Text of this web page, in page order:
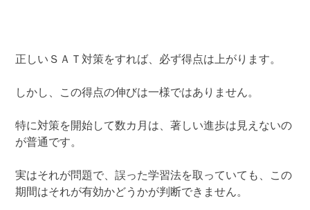
正しいＳＡＴ対策をすれば、必ず得点は上がります。
しかし、この得点の伸びは一様ではありません。
特に対策を開始して数カ月は、著しい進歩は見えないの
が普通です。
実はそれが問題で、誤った学習法を取っていても、この
期間はそれが有効かどうかが判断できません。